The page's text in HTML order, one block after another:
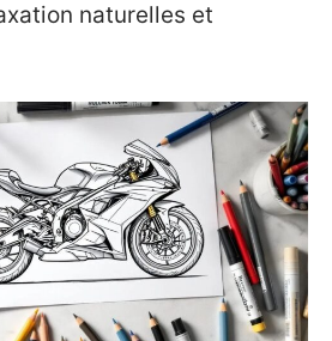
naturelles et